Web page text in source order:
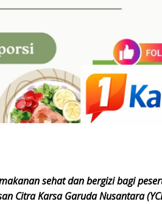
sehat dan bergizi bagi
Citra Karsa Garuda Nusantara